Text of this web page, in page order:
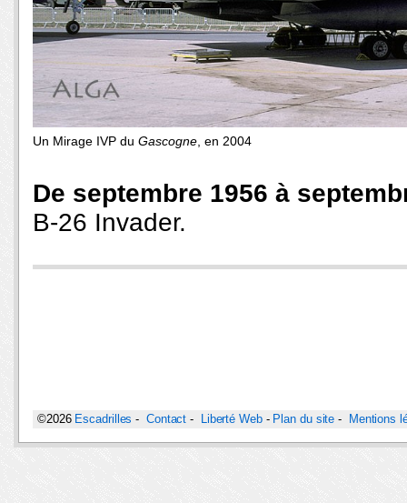
Un Mirage IVP du Gascogne , en 2004
De septembre 1956 à
B-26 Invader.
©2026 Escadrilles - Contact - Liberté Web- Plan du site - Mentions